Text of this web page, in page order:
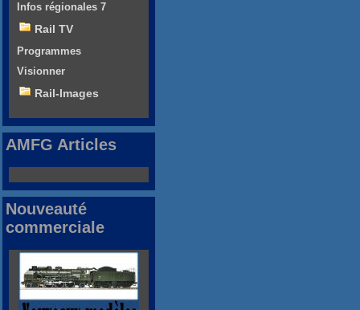
Infos régionales 7
Rail TV
Programmes
Visionner
Rail-Images
AMFG Articles
Nouveauté
commerciale